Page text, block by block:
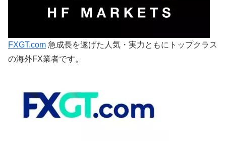
FXGT.com 急成長を遂げた人気・実力ともにトップクラス
の海外FX業者です。